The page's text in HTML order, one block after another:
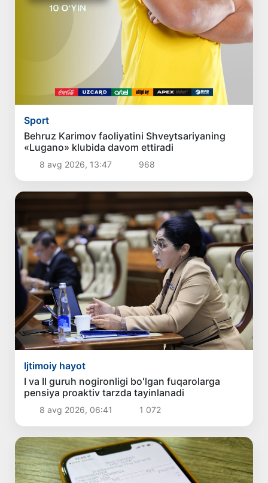
Sport
Behruz Karimov faoliyatini Shveytsariyaning
«Lugano» klubida davom ettiradi
8 avg 2026, 13:47 968
Ijtimoiy hayot
I va II guruh nogironligi boʻlgan fuqarolarga
pensiya proaktiv tarzda tayinlanadi
8 avg 2026, 06:41 1 072